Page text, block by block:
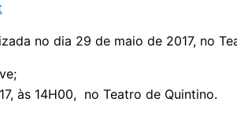
no dia 29 de maio de 2017, no
às 14H00, no Teatro de Quintino.